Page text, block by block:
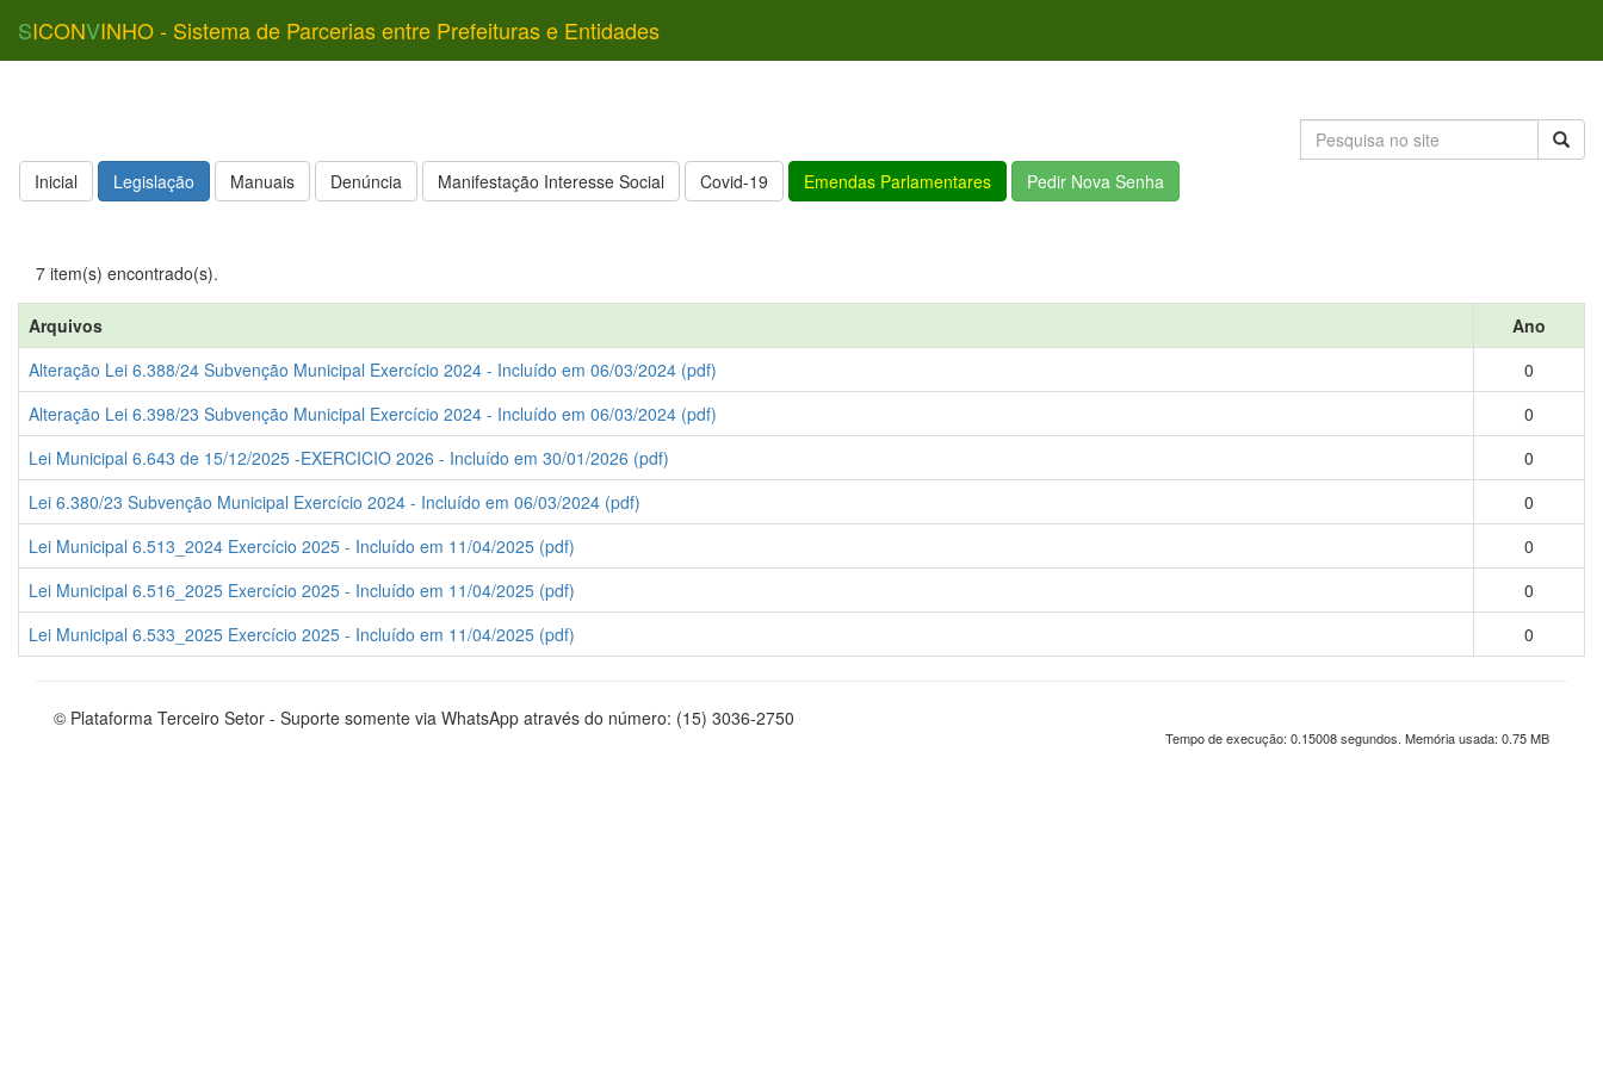
SICONVINHO - Sistema de Parcerias entre Prefeituras e Entidades
Inicial Legislação Manuais Denúncia Manifestação Interesse Social Covid-19 Emendas Parlamentares Pedir Nova Senha
7 item(s) encontrado(s).
Arquivos
Ano
Alteração Lei 6.388/24 Subvenção Municipal Exercício 2024 - Incluído em 06/03/2024 (pdf)
0
Alteração Lei 6.398/23 Subvenção Municipal Exercício 2024 - Incluído em 06/03/2024 (pdf)
0
Lei Municipal 6.643 de 15/12/2025 -EXERCICIO 2026 - Incluído em 30/01/2026 (pdf)
0
Lei 6.380/23 Subvenção Municipal Exercício 2024 - Incluído em 06/03/2024 (pdf)
0
Lei Municipal 6.513_2024 Exercício 2025 - Incluído em 11/04/2025 (pdf)
0
Lei Municipal 6.516_2025 Exercício 2025 - Incluído em 11/04/2025 (pdf)
0
Lei Municipal 6.533_2025 Exercício 2025 - Incluído em 11/04/2025 (pdf)
0
© Plataforma Terceiro Setor - Suporte somente via WhatsApp através do número: (15) 3036-2750
Tempo de execução: 0.15008 segundos. Memória usada: 0.75 MB